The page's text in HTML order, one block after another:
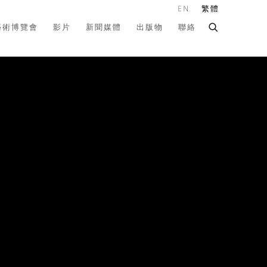
術博覽會 影片 新聞媒體 出版物 聯絡
EN 繁體